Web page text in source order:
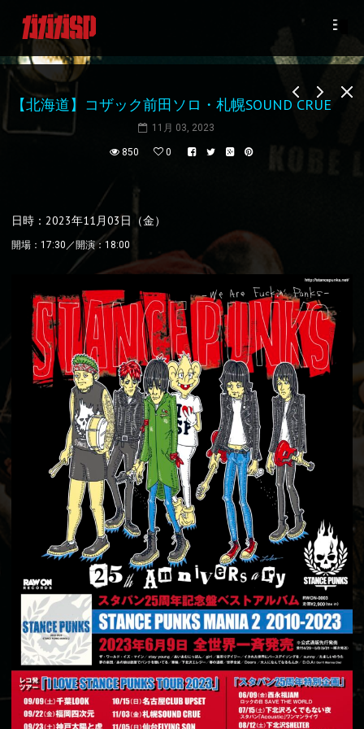
【北海道】コザック前田ソロ・札幌SOUND CRUE
11月 03, 2023
850 0
日時：2023年11月03日（金）
開場：17:30／開演：18:00